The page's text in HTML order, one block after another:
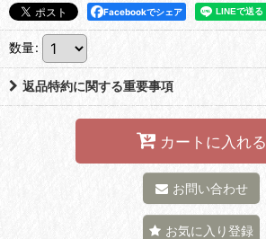
Facebookでシェア
数量:
返品特約に関する重要事項
カートに入れる
お問い合わせ
お気に入り登録